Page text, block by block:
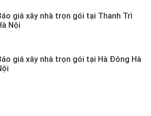
giá xây nhà trọn gói tại Thanh Trì
Nội
giá xây nhà trọn gói tại Hà Đông Hà